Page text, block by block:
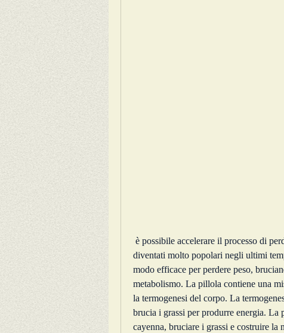
diventati molto popolari negli ultimi
modo efficace per perdere peso,
metabolismo. La pillola contiene una
la termogenesi del corpo. La
brucia i grassi per produrre energia. La
cayenna, bruciare i grassi e costruire la